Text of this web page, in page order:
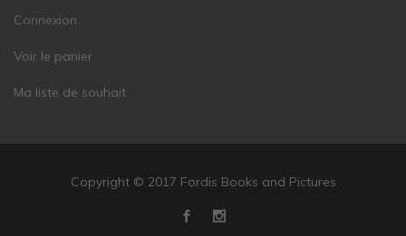
Connexion
Voir le panier
Ma liste de souhait
Copyright © 2017 Fordis Books and Pictures